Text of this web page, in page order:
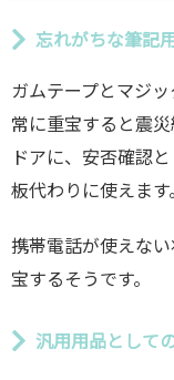
忘れがちな筆記
ガムテープとマジ
常に重宝すると震
ドアに、安否確認
板代わりに使えます
携帯電話が使えな
宝するそうです。
汎用用品として